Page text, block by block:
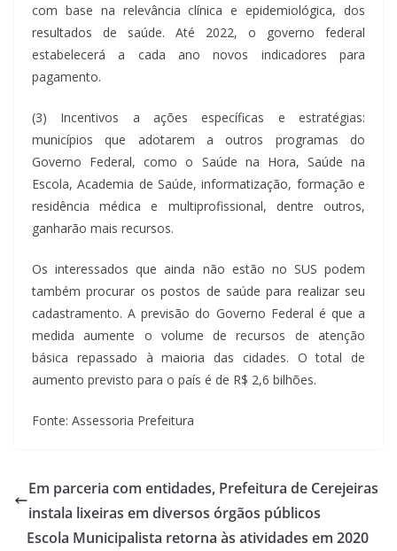
com base na relevância clínica e epidemiológica, dos
resultados de saúde. Até 2022, o governo federal
estabelecerá a cada ano novos indicadores para
pagamento.
(3) Incentivos a ações específicas e estratégias:
municípios que adotarem a outros programas do
Governo Federal, como o Saúde na Hora, Saúde na
Escola, Academia de Saúde, informatização, formação e
residência médica e multiprofissional, dentre outros,
ganharão mais recursos.
Os interessados que ainda não estão no SUS podem
também procurar os postos de saúde para realizar seu
cadastramento. A previsão do Governo Federal é que a
medida aumente o volume de recursos de atenção
básica repassado à maioria das cidades. O total de
aumento previsto para o país é de R$ 2,6 bilhões.
Fonte: Assessoria Prefeitura
Em parceria com entidades, Prefeitura de Cerejeiras
instala lixeiras em diversos órgãos públicos
Escola Municipalista retorna às atividades em 2020